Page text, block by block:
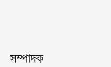
সম্পাদক